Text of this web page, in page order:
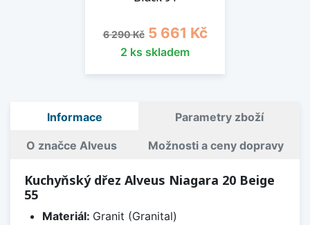
Běžná cena
6 290 Kč Cena
5 661 Kč
2 ks skladem
Informace Parametry zboží
O značce Alveus Možnosti a ceny dopravy
Kuchyňský dřez Alveus Niagara 20 Beige
55
Materiál: Granit (Granital)